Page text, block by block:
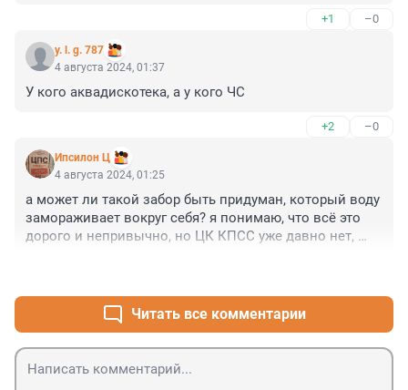
+1 –0
y. l. g. 787
4 августа 2024, 01:37
У кого аквадискотека, а у кого ЧС
+2 –0
Ипсилон Ц
4 августа 2024, 01:25
а может ли такой забор быть придуман, который воду
замораживает вокруг себя? я понимаю, что всё это
дорого и непривычно, но ЦК КПСС уже давно нет,
Читать все комментарии